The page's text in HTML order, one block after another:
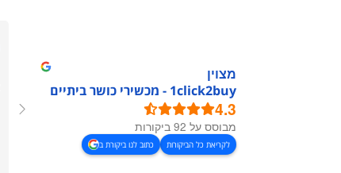
מצוין
1click2buy - מכשירי כושר ביתיים
4.3
מבוסס על 92 ביקורות
לקריאת כל הביקורות כתוב לנו ביקורת ב